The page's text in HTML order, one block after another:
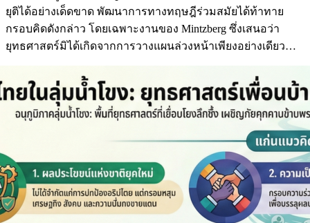
ยุติได้อย่างเด็ดขาด พัฒนาการทางทฤษฎีร่วมสมัยได้ท้าทาย
กรอบคิดดังกล่าว โดยเฉพาะงานของ Mintzberg ซึ่งเสนอว่า
ยุทธศาสตร์มิได้เกิดจากการวางแผนล่วงหน้าเพียงอย่างเดียว…